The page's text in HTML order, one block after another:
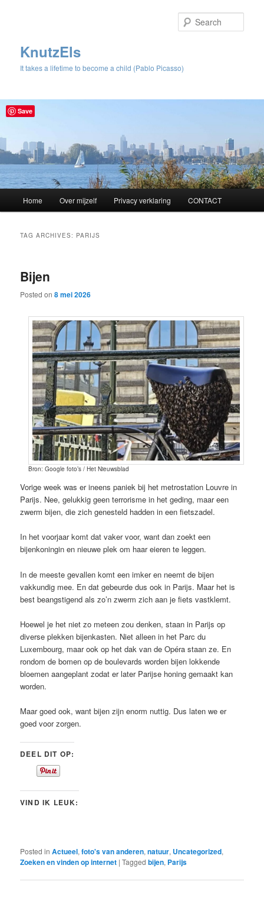
KnutzEls
It takes a lifetime to become a child (Pablo Picasso)
Skip
content
Skip
content
Home Over mijzelf Privacy verklaring CONTACT
TAG ARCHIVES: PARIJS
Bijen
Posted on8 mei 2026
Bron: Google foto’s / Het Nieuwsblad
Vorige week was er ineens paniek bij het metrostation Louvre in
Parijs. Nee, gelukkig geen terrorisme in het geding, maar een
zwerm bijen, die zich genesteld hadden in een fietszadel.
In het voorjaar komt dat vaker voor, want dan zoekt een
bijenkoningin en nieuwe plek om haar eieren te leggen.
In de meeste gevallen komt een imker en neemt de bijen
vakkundig mee. En dat gebeurde dus ook in Parijs. Maar het is
best beangstigend als zo’n zwerm zich aan je fiets vastklemt.
Hoewel je het niet zo meteen zou denken, staan in Parijs op
diverse plekken bijenkasten. Niet alleen in het Parc du
Luxembourg, maar ook op het dak van de Opéra staan ze. En
rondom de bomen op de boulevards worden bijen lokkende
bloemen aangeplant zodat er later Parijse honing gemaakt kan
worden.
Maar goed ook, want bijen zijn enorm nuttig. Dus laten we er
goed voor zorgen.
DEEL DIT OP:
VIND IK LEUK:
Posted in Actueel,foto's van anderen,natuur, Uncategorized,
Zoeken en vinden op internet |Tagged bijen, Parijs
Save